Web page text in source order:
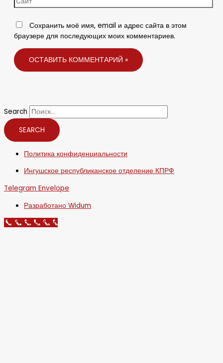
Сохранить моё имя, email и адрес сайта в этом
браузере для последующих моих комментариев.
Search
SEARCH
Политика конфиденциальности
Ингушское республиканское отделение КПРФ
Telegram Envelope
Разработано Widum
Call Now Button